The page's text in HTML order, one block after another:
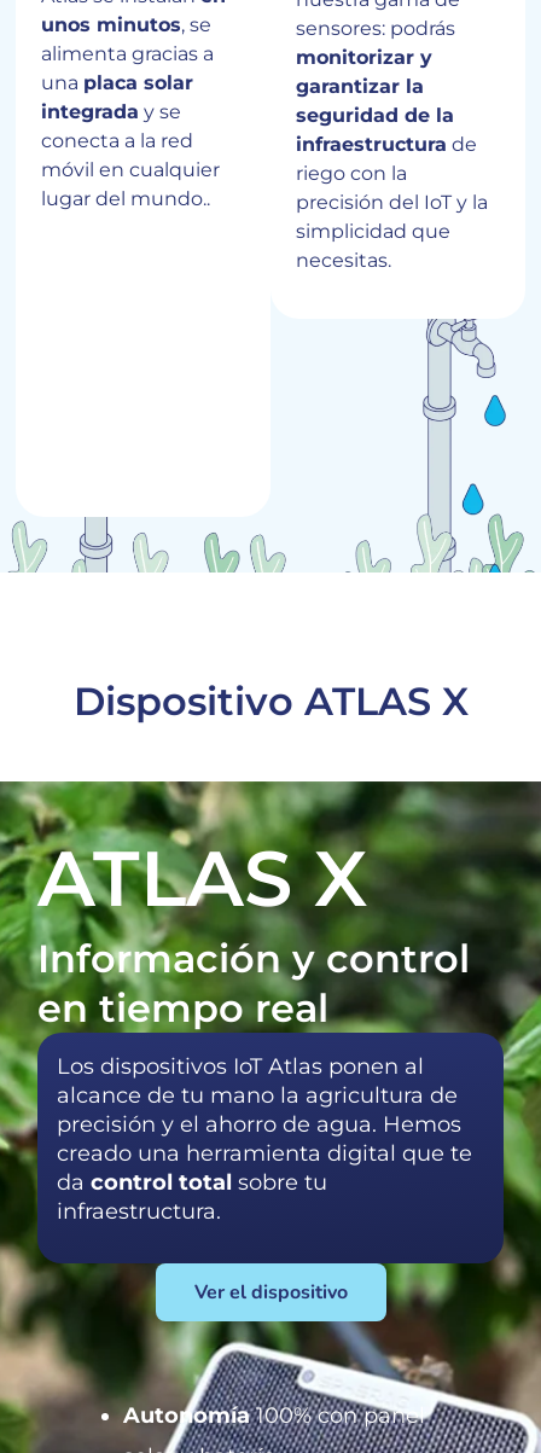
unos minutos, se
alimenta gracias a
una placa solar
integrada y se
conecta a la red
móvil en cualquier
lugar del mundo..
sensores: podrás
monitorizar y
garantizar la
seguridad de la
infraestructura de
riego con la
precisión del IoT y la
simplicidad que
necesitas.
Dispositivo ATLAS X
ATLAS X
Información y control
en tiempo real
Los dispositivos IoTAtlas ponen al
alcance de tu mano la agricultura de
precisión y el ahorro de agua. Hemos
creado una herramienta digital que te
dacontrol total sobre tu
infraestructura.
Ver el dispositivo
Autonomía100% con panel